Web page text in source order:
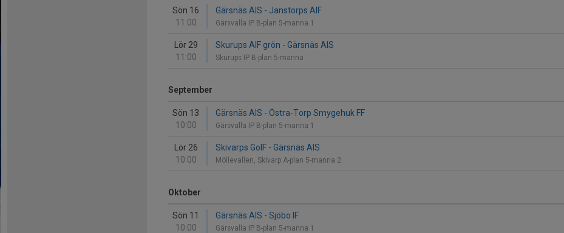
Sön 16
11:00
Gärsnäs AIS - Janstorps AIF
Gärsvalla IP B-plan 5-manna 1
Lör 29
11:00
Skurups AIF grön - Gärsnäs AIS
Skurups IP B-plan 5-manna
September
Sön 13
10:00
Gärsnäs AIS - Östra-Torp Smygehuk FF
Gärsvalla IP B-plan 5-manna 1
Lör 26
10:00
Skivarps GoIF - Gärsnäs AIS
Möllevallen, Skivarp A-plan 5-manna 2
Oktober
Sön 11
10:00
Gärsnäs AIS - Sjöbo IF
Gärsvalla IP B-plan 5-manna 1